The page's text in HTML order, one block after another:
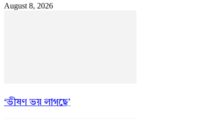
August 8, 2026
‘ভীষণ ভয় লাগছে’